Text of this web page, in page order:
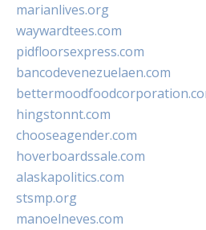
marianlives.org
waywardtees.com
pidfloorsexpress.com
bancodevenezuelaen.com
hingstonnt.com
chooseagender.com
hoverboardssale.com
alaskapolitics.com
stsmp.org
manoelneves.com